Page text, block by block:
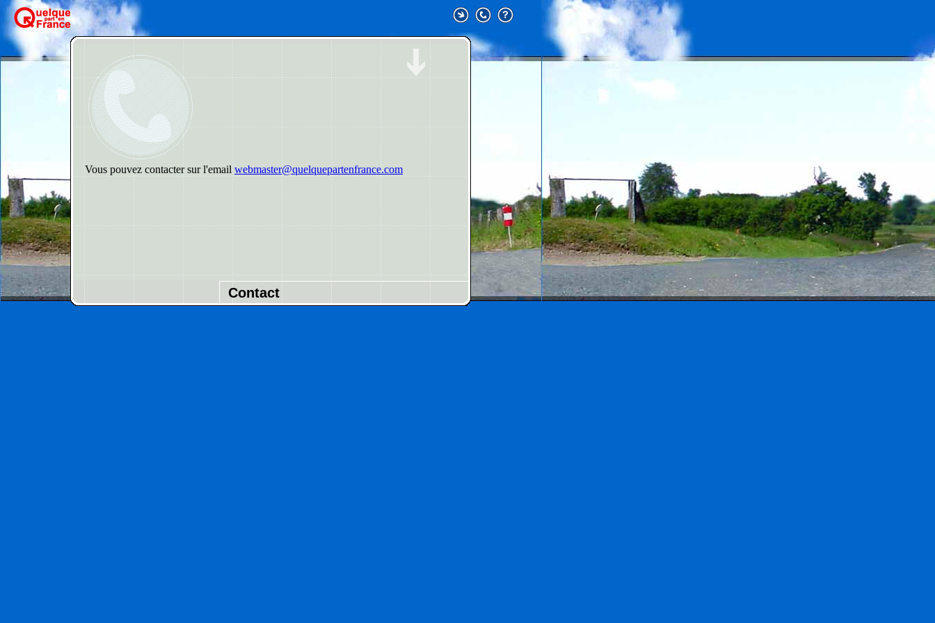
Vous pouvez contacter sur l'emailwebmaster@quelquepartenfrance.com
Contact